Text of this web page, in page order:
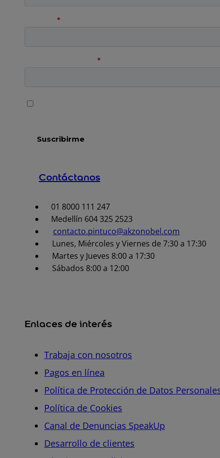
Contáctanos
01 8000 111 247
Medellín 604 325 2523
contacto.pintuco@akzonobel.com
Lunes, Miércoles y Viernes de 7:30 a 17:30
Martes y Jueves 8:00 a 17:30
Sábados 8:00 a 12:00
Enlaces de interés
Trabaja con nosotros
Pagos en línea
Política de Protección de Datos
Política de Cookies
Canal de Denuncias SpeakUp
Desarrollo de clientes